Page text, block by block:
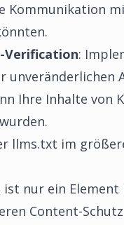
Kommunikation
Verification:
unveränderlichen
Ihre Inhalte von
llms.txt im
nur ein Element
Content-